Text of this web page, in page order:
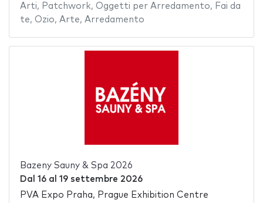
Arti, Patchwork, Oggetti per Arredamento, Fai da
te, Ozio, Arte, Arredamento
Bazeny Sauny & Spa 2026
Dal 16al 19 settembre 2026
PVA Expo Praha, Prague Exhibition Centre